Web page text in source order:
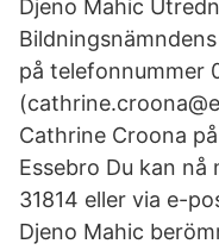
Djeno Mahic
på telefonnummer
Cathrine Croona
Essebro Du kan
31814 eller via e-
Djeno Mahic